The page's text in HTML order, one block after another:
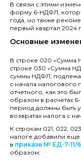
В связи с этими
форму 6-НДФЛ,
года, но также
первый квартал 2024
Основные
В строке 020
строке 030 «Сумма
суммы НДФЛ,
с начала налогового
отчетного, как это
образом в расчетах
период должны быть
возвратах налога с
К строкам 021, 022,
налоге добавили еще
в приказе № ЕД-7-11/
образом: